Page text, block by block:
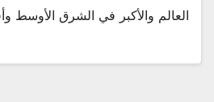
العالم والأكبر في الشرق الأوسط